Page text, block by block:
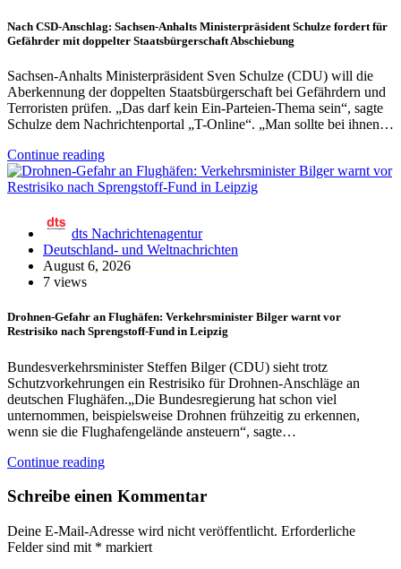
Nach CSD-Anschlag: Sachsen-Anhalts Ministerpräsident Schulze fordert für
Gefährder mit doppelter Staatsbürgerschaft Abschiebung
Sachsen-Anhalts Ministerpräsident Sven Schulze (CDU) will die
Aberkennung der doppelten Staatsbürgerschaft bei Gefährdern und
Terroristen prüfen. „Das darf kein Ein-Parteien-Thema sein“, sagte
Schulze dem Nachrichtenportal „T-Online“. „Man sollte bei ihnen…
Continue reading
dts Nachrichtenagentur
Deutschland- und Weltnachrichten
August 6, 2026
7 views
Drohnen-Gefahr an Flughäfen: Verkehrsminister Bilger warnt vor
Restrisiko nach Sprengstoff-Fund in Leipzig
Bundesverkehrsminister Steffen Bilger (CDU) sieht trotz
Schutzvorkehrungen ein Restrisiko für Drohnen-Anschläge an
deutschen Flughäfen.„Die Bundesregierung hat schon viel
unternommen, beispielsweise Drohnen frühzeitig zu erkennen,
wenn sie die Flughafengelände ansteuern“, sagte…
Continue reading
Schreibe einen Kommentar
Deine E-Mail-Adresse wird nicht veröffentlicht. Erforderliche
Felder sind mit * markiert